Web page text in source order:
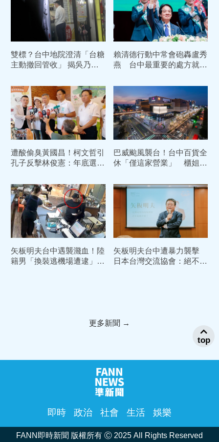
雙標？台中地院澄清「台糖
主動撤回管收」 揭吳乃仁
紙」
賴清德行動中常會砲轟盧秀
燕 台中最重要的處方就是
遭酸偷臭黃國昌！柯文哲引
孔子反擊林俊憲：年底選戰
巴威颱風襲台！台中百貨全
休「僅這家營業」 櫃姐怒
人
矢板明夫台中遇襲濺血！陸
籍男「換裝逃機場遭逮」檢
矢板明夫台中遭暴力襲擊
日本台灣交流協會：絕不容
更多新聞 →
即時 政治 社會 生活 娛樂
FANN即時新聞 版權所有 Ⓒ 2025 All Rights Reserved
top